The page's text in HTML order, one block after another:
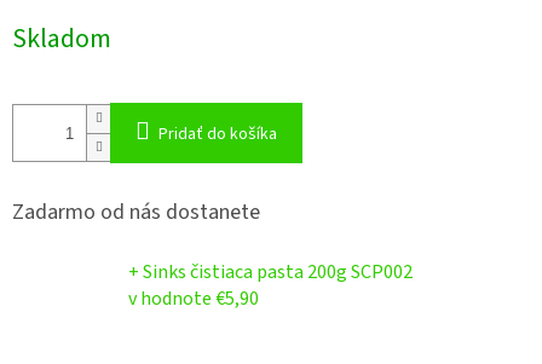
cena:
Skladom
Pridať do košíka
Zadarmo od nás dostanete
+ Sinks čistiaca pasta 200g SCP002
v hodnote €5,90